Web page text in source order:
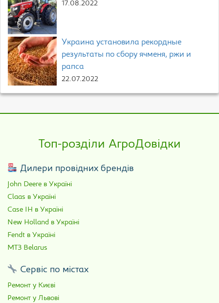
17.08.2022
Украина установила рекордные
результаты по сбору ячменя, ржи и
рапса
22.07.2022
Топ-розділи АгроДовідки
Дилери провідних брендів
John Deere в Україні
Claas в Україні
Case IH в Україні
New Holland в Україні
Fendt в Україні
МТЗ Belarus
Сервіс по містах
Ремонт у Києві
Ремонт у Львові